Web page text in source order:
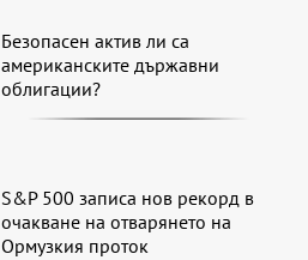
Безопасен актив ли са
американските държавни
облигации?
S&P 500 записа нов рекорд в
очакване на отварянето на
Ормузкия проток